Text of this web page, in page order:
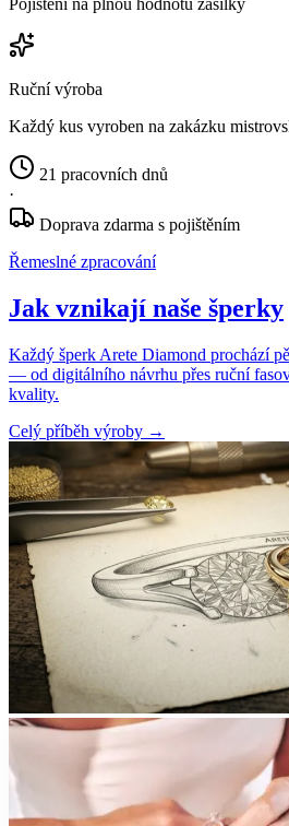
Ruční výroba
Každý kus vyroben na zakázku
21 pracovních dnů
·
Doprava zdarma s pojištěním
Řemeslné zpracování
Jak vznikají naše šperky
Každý šperk Arete Diamond prochází
— od digitálního návrhu přes ruční
kvality.
Celý příběh výroby →